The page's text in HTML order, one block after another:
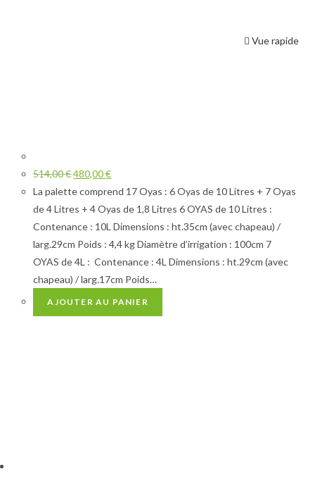
Vue rapide
514,00€480,00€
La palette comprend 17 Oyas : 6 Oyas de 10 Litres + 7 Oyas
de 4 Litres + 4 Oyas de 1,8 Litres 6 OYAS de 10 Litres :
Contenance : 10L Dimensions : ht.35cm (avec chapeau) /
larg.29cm Poids : 4,4 kg Diamètre d’irrigation : 100cm 7
OYAS de 4L : Contenance : 4L Dimensions : ht.29cm (avec
chapeau) / larg.17cm Poids…
AJOUTER AU PANIER